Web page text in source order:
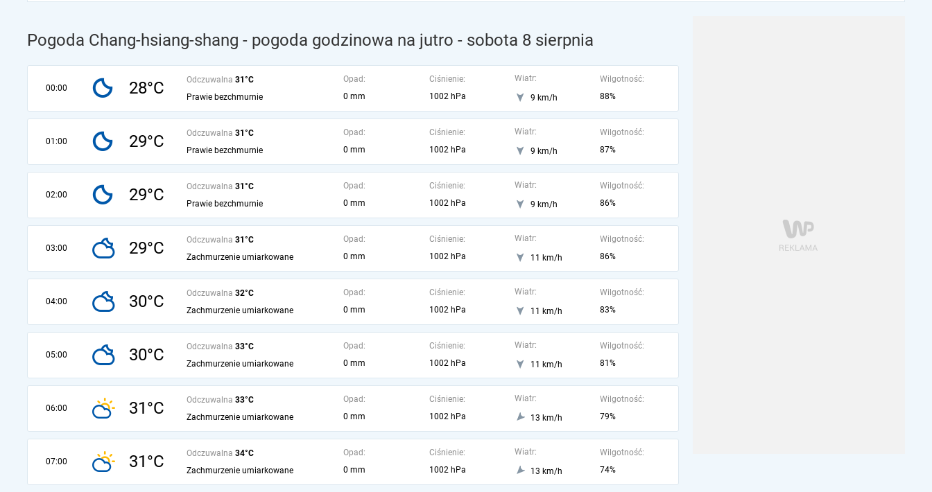
Pogoda Chang-hsiang-shang - pogoda godzinowa na jutro - sobota 8 sierpnia
00:00 28°C Odczuwalna 31°C
Prawie bezchmurnie
Opad:
0 mm
Ciśnienie:
1002 hPa
Wiatr:
9 km/h
Wilgotność:
88%
01:00 29°C Odczuwalna 31°C
Prawie bezchmurnie
Opad:
0 mm
Ciśnienie:
1002 hPa
Wiatr:
9 km/h
Wilgotność:
87%
02:00 29°C Odczuwalna 31°C
Prawie bezchmurnie
Opad:
0 mm
Ciśnienie:
1002 hPa
Wiatr:
9 km/h
Wilgotność:
86%
03:00 29°C Odczuwalna 31°C
Zachmurzenie umiarkowane
Opad:
0 mm
Ciśnienie:
1002 hPa
Wiatr:
11 km/h
Wilgotność:
86%
04:00 30°C Odczuwalna 32°C
Zachmurzenie umiarkowane
Opad:
0 mm
Ciśnienie:
1002 hPa
Wiatr:
11 km/h
Wilgotność:
83%
05:00 30°C Odczuwalna 33°C
Zachmurzenie umiarkowane
Opad:
0 mm
Ciśnienie:
1002 hPa
Wiatr:
11 km/h
Wilgotność:
81%
06:00 31°C Odczuwalna 33°C
Zachmurzenie umiarkowane
Opad:
0 mm
Ciśnienie:
1002 hPa
Wiatr:
13 km/h
Wilgotność:
79%
07:00 31°C Odczuwalna 34°C
Zachmurzenie umiarkowane
Opad:
0 mm
Ciśnienie:
1002 hPa
Wiatr:
13 km/h
Wilgotność:
74%